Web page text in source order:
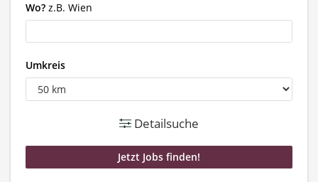
Wo? z.B. Wien
Umkreis
Detailsuche